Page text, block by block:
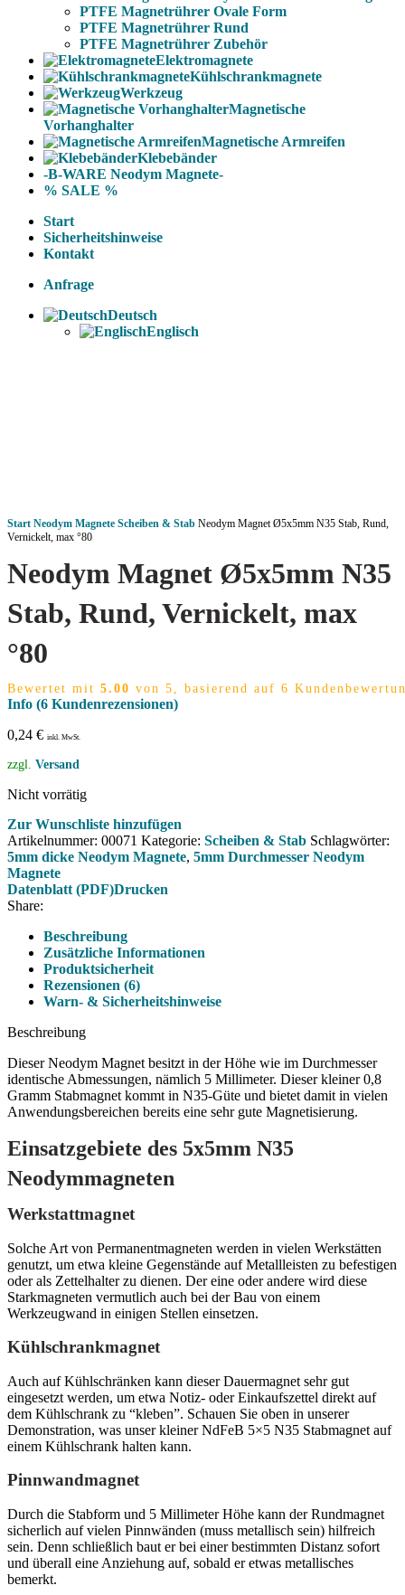
PTFE Magnetrührer Ovale Form
PTFE Magnetrührer Rund
PTFE Magnetrührer Zubehör
Elektromagnete
Kühlschrankmagnete
Werkzeug
Magnetische
Vorhanghalter
Magnetische Armreifen
Klebebänder
-B-WARE Neodym Magnete-
% SALE %
Start
Sicherheitshinweise
Kontakt
Anfrage
Deutsch
Englisch
Start Neodym Magnete Scheiben & Stab Neodym Magnet Ø5x5mm N35 Stab, Rund,
Vernickelt, max °80
Neodym Magnet Ø5x5mm N35
Stab, Rund, Vernickelt, max
°80
Bewertet mit 5.00 von 5, basierend auf 6
Info (6 Kundenrezensionen)
0,24 € inkl. MwSt.
zzgl. Versand
Nicht vorrätig
Zur Wunschliste hinzufügen
Artikelnummer: 00071 Kategorie: Scheiben & Stab Schlagwörter:
5mm dicke Neodym Magnete, 5mm Durchmesser Neodym
Magnete
Datenblatt (PDF)Drucken
Share:
Beschreibung
Zusätzliche Informationen
Produktsicherheit
Rezensionen (6)
Warn- & Sicherheitshinweise
Beschreibung
Dieser Neodym Magnet besitzt in der Höhe wie im Durchmesser
identische Abmessungen, nämlich 5 Millimeter. Dieser kleiner 0,8
Gramm Stabmagnet kommt in N35-Güte und bietet damit in vielen
Anwendungsbereichen bereits eine sehr gute Magnetisierung.
Einsatzgebiete des 5x5mm N35
Neodymmagneten
Werkstattmagnet
Solche Art von Permanentmagneten werden in vielen Werkstätten
genutzt, um etwa kleine Gegenstände auf Metallleisten zu befestigen
oder als Zettelhalter zu dienen. Der eine oder andere wird diese
Starkmagneten vermutlich auch bei der Bau von einem
Werkzeugwand in einigen Stellen einsetzen.
Kühlschrankmagnet
Auch auf Kühlschränken kann dieser Dauermagnet sehr gut
eingesetzt werden, um etwa Notiz- oder Einkaufszettel direkt auf
dem Kühlschrank zu “kleben”. Schauen Sie oben in unserer
Demonstration, was unser kleiner NdFeB 5×5 N35 Stabmagnet auf
einem Kühlschrank halten kann.
Pinnwandmagnet
Durch die Stabform und 5 Millimeter Höhe kann der Rundmagnet
sicherlich auf vielen Pinnwänden (muss metallisch sein) hilfreich
sein. Denn schließlich baut er bei einer bestimmten Distanz sofort
und überall eine Anziehung auf, sobald er etwas metallisches
bemerkt.